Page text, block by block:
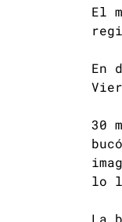
El
En
30
lo
La